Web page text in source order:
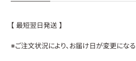
【 最短翌日発送 】
※ご注文状況により、お届け日が変更にな